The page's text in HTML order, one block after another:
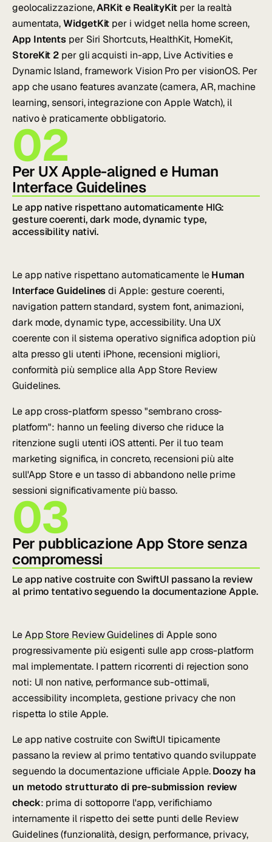
geolocalizzazione,ARKit e RealityKit per la realtà
aumentata,WidgetKit per i widget nella home screen,
App Intents per Siri Shortcuts, HealthKit, HomeKit,
StoreKit 2 per gli acquisti in-app, Live Activities e
Dynamic Island, framework Vision Pro per visionOS. Per
app che usano features avanzate (camera, AR, machine
learning, sensori, integrazione con Apple Watch), il
nativo è praticamente obbligatorio.
02
Per UX Apple-aligned e Human
Interface Guidelines
Le app native rispettano automaticamente HIG:
gesture coerenti, dark mode, dynamic type,
accessibility nativi.
Le app native rispettano automaticamente leHuman
Interface Guidelinesdi Apple: gesture coerenti,
navigation pattern standard, system font, animazioni,
dark mode, dynamic type, accessibility. Una UX
coerente con il sistema operativo significa adoption più
alta presso gli utenti iPhone, recensioni migliori,
conformità più semplice alla App Store Review
Guidelines.
Le app cross-platform spesso "sembrano cross-
platform": hanno un feeling diverso che riduce la
ritenzione sugli utenti iOS attenti. Per il tuo team
marketing significa, in concreto, recensioni più alte
sull'App Store e un tasso di abbandono nelle prime
sessioni significativamente più basso.
03
Per pubblicazione App Store senza
compromessi
Le app native costruite con SwiftUI passano la review
al primo tentativo seguendo la documentazione Apple.
LeApp Store Review Guidelinesdi Apple sono
progressivamente più esigenti sulle app cross-platform
mal implementate. I pattern ricorrenti di rejection sono
noti: UI non native, performance sub-ottimali,
accessibility incompleta, gestione privacy che non
rispetta lo stile Apple.
Le app native costruite con SwiftUI tipicamente
passano la review al primo tentativo quando sviluppate
seguendo la documentazione ufficiale Apple.Doozy ha
un metodo strutturato di pre-submission review
check: prima di sottoporre l'app, verifichiamo
internamente il rispetto dei sette punti delle Review
Guidelines (funzionalità, design, performance, privacy,